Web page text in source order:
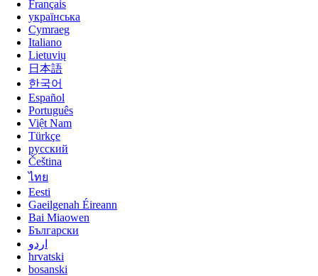
Français
українська
Cymraeg
Italiano
Lietuvių
日本語
한국어
Español
Português
Việt Nam
Türkçe
русский
Čeština
ไทย
Eesti
Gaeilgenah Éireann
Bai Miaowen
Български
اردو
hrvatski
bosanski